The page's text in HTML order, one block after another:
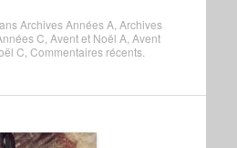
Archives Années A, Archives
C Avent et Noël A, Avent
C Commentaires récents.